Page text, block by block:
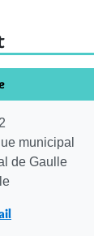
municipal
de Gaulle